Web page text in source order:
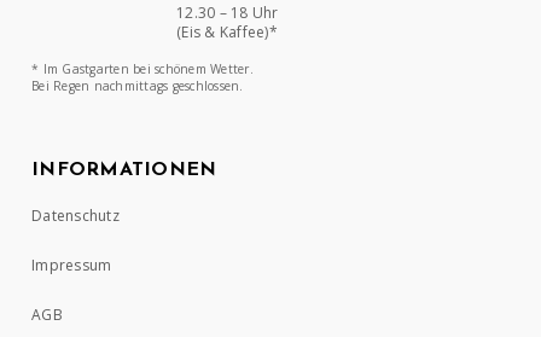
12.30 – 18 Uhr
(Eis & Kaffee)*
* Im Gastgarten bei schönem Wetter.
Bei Regen nachmittags geschlossen.
INFORMATIONEN
Datenschutz
Impressum
AGB